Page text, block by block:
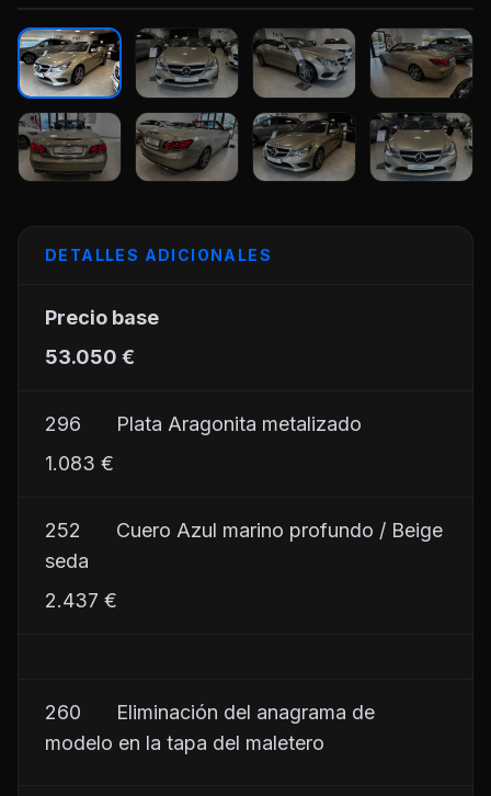
DETALLES ADICIONALES
53.050 €
296	     Plata Aragonita metalizado
1.083 €
252	     Cuero Azul marino profundo / Beige
seda
2.437 €
260	     Eliminación del anagrama de
modelo en la tapa del maletero